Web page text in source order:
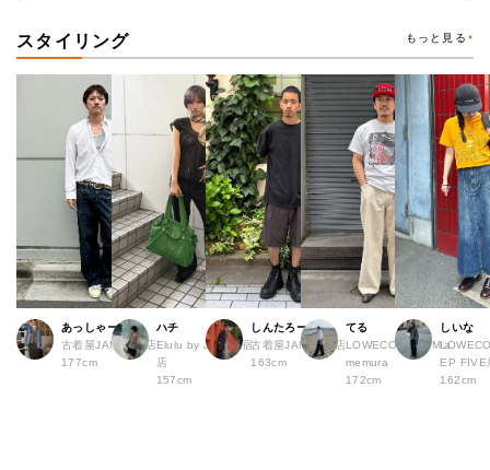
スタイリング もっと見る
あっしゃー
古着屋JAM 原宿店
177cm
ハチ
Elulu by JAM 原宿
店
157cm
しんたろー
古着屋JAM 仙台店
163cm
てる
LOWECO by JAM a
memura
172cm
しいな
EP
162cm